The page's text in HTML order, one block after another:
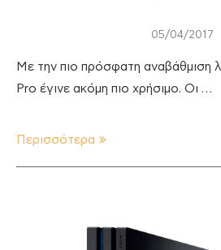
05/04/2017
Με την πιο πρόσφατη αναβάθμιση
Pro έγινε ακόμη πιο χρήσιμο. Οι …
Περισσότερα